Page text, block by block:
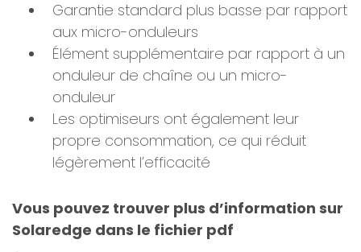
Garantie standard plus basse par rapport
aux micro-onduleurs
Élément supplémentaire par rapport à un
onduleur de chaîne ou un micro-
onduleur
Les optimiseurs ont également leur
propre consommation, ce qui réduit
légèrement l’efficacité
Vous pouvez trouver plus d’information sur
Solaredge dans le fichier pdf